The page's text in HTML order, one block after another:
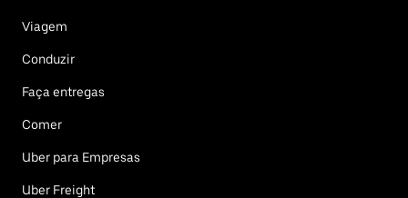
Viagem
Conduzir
Faça entregas
Comer
Uber para Empresas
Uber Freight